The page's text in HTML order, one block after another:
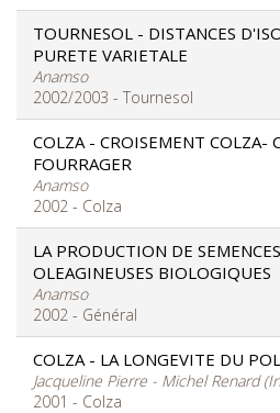
TOURNESOL - DISTANCES
PURETE VARIETALE
Anamso
2002/2003 - Tournesol
COLZA - CROISEMENT COLZA-
FOURRAGER
Anamso
2002 - Colza
LA PRODUCTION DE SEMENCES
OLEAGINEUSES BIOLOGIQUES
Anamso
2002 - Général
COLZA - LA LONGEVITE DU
Jacqueline Pierre - Michel Renard
2001 - Colza